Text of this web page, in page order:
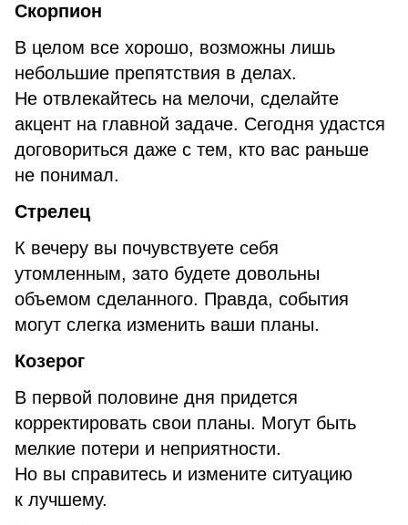
Скорпион
В целом все хорошо, возможны лишь
небольшие препятствия в делах.
Не отвлекайтесь на мелочи, сделайте
акцент на главной задаче. Сегодня удастся
договориться даже с тем, кто вас раньше
не понимал.
Стрелец
К вечеру вы почувствуете себя
утомленным, зато будете довольны
объемом сделанного. Правда, события
могут слегка изменить ваши планы.
Козерог
В первой половине дня придется
корректировать свои планы. Могут быть
мелкие потери и неприятности.
Но вы справитесь и измените ситуацию
к лучшему.